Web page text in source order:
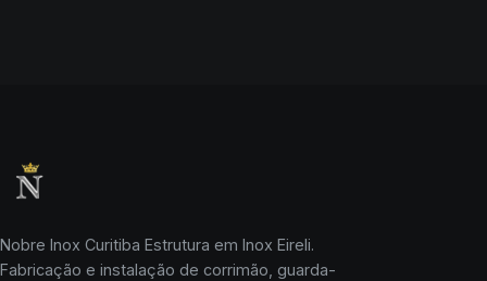
Nobre Inox Curitiba Estrutura em Inox Eireli.
Fabricação e instalação de corrimão, guarda-